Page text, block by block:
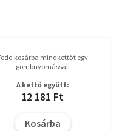
kosárba mindkettőt egy
gombnyomással!
A kettő együtt:
12 181 Ft
Kosárba